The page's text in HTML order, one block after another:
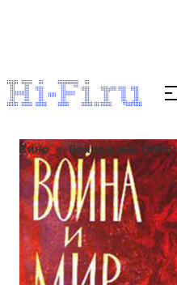
Кино Война и мир (1966)